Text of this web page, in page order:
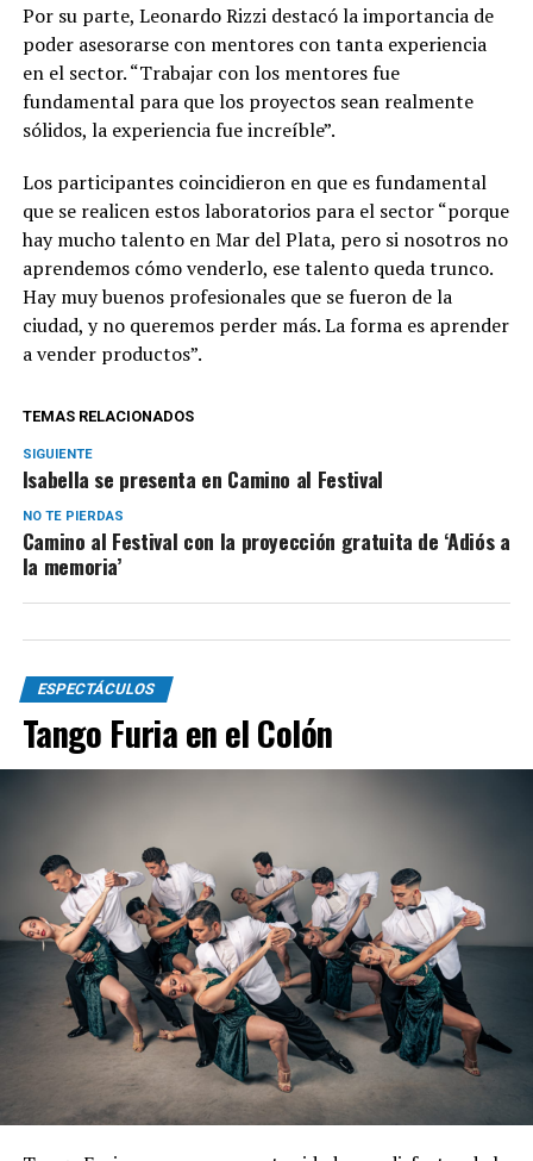
Por su parte, Leonardo Rizzi destacó la importancia de
poder asesorarse con mentores con tanta experiencia
en el sector. “Trabajar con los mentores fue
fundamental para que los proyectos sean realmente
sólidos, la experiencia fue increíble”.
Los participantes coincidieron en que es fundamental
que se realicen estos laboratorios para el sector “porque
hay mucho talento en Mar del Plata, pero si nosotros no
aprendemos cómo venderlo, ese talento queda trunco.
Hay muy buenos profesionales que se fueron de la
ciudad, y no queremos perder más. La forma es aprender
a vender productos”.
TEMAS RELACIONADOS
SIGUIENTE
Isabella se presenta en Camino al Festival
NO TE PIERDAS
Camino al Festival con la proyección gratuita de ‘Adiós a
la memoria’
ESPECTÁCULOS
Tango Furia en el Colón